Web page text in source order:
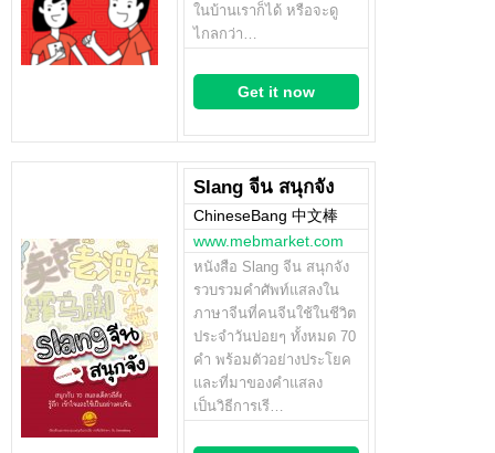
ในบ้านเราก็ได้ หรือจะดู
ไกลกว่า…
Get it now
Slang จีน สนุกจัง
ChineseBang 中文棒
www.mebmarket.com
หนังสือ Slang จีน สนุกจัง
รวบรวมคำศัพท์แสลงใน
ภาษาจีนที่คนจีนใช้ในชีวิต
ประจำวันบ่อยๆ ทั้งหมด 70
คำ พร้อมตัวอย่างประโยค
และที่มาของคำแสลง
เป็นวิธีการเรี…